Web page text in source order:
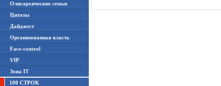
Олигархические семьи
Цитаты
Дайджест
Организованная власть
Face-control
VIP
Зона IT
100 СТРОК